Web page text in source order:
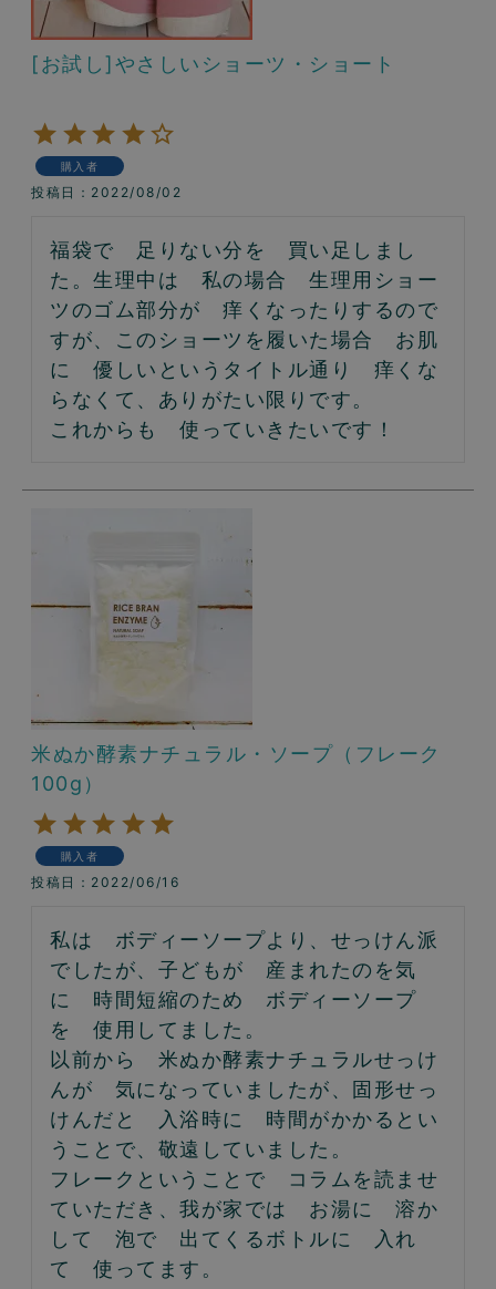
[お試し]やさしいショーツ・ショート
購入者
投稿日 2022/08/02
福袋で　足りない分を　買い足しまし
た。生理中は　私の場合　生理用ショー
ツのゴム部分が　痒くなったりするので
すが、このショーツを履いた場合　お肌
に　優しいというタイトル通り　痒くな
らなくて、ありがたい限りです。
これからも　使っていきたいです！
米ぬか酵素ナチュラル・ソープ（フレーク
100g）
購入者
投稿日 2022/06/16
私は　ボディーソープより、せっけん派
でしたが、子どもが　産まれたのを気
に　時間短縮のため　ボディーソープ
を　使用してました。
以前から　米ぬか酵素ナチュラルせっけ
んが　気になっていましたが、固形せっ
けんだと　入浴時に　時間がかかるとい
うことで、敬遠していました。
フレークということで　コラムを読ませ
ていただき、我が家では　お湯に　溶か
して　泡で　出てくるボトルに　入れ
て　使ってます。